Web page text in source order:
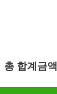
총 합계금액